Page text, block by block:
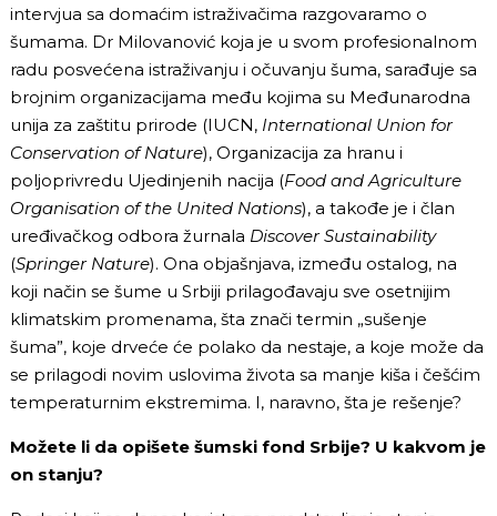
intervjua sa domaćim istraživačima razgovaramo o
šumama. Dr Milovanović koja je u svom profesionalnom
radu posvećena istraživanju i očuvanju šuma, sarađuje sa
brojnim organizacijama među kojima su Međunarodna
unija za zaštitu prirode (IUCN, International Union for
Conservation of Nature), Organizacija za hranu i
poljoprivredu Ujedinjenih nacija (Food and Agriculture
Organisation of the United Nations), a takođe je i član
uređivačkog odbora žurnala Discover Sustainability
(Springer Nature). Ona objašnjava, između ostalog, na
koji način se šume u Srbiji prilagođavaju sve osetnijim
klimatskim promenama, šta znači termin „sušenje
šuma”, koje drveće će polako da nestaje, a koje može da
se prilagodi novim uslovima života sa manje kiša i češćim
temperaturnim ekstremima. I, naravno, šta je rešenje?
Možete li da opišete šumski fond Srbije? U kakvom je
on stanju?